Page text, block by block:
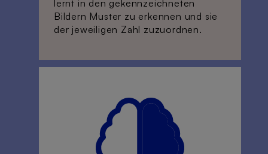
lernt in den gekennzeichneten
Bildern Muster zu erkennen und sie
der jeweiligen Zahl zuzuordnen.